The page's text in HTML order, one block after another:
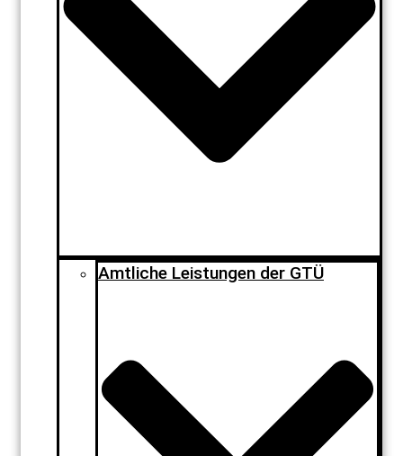
Amtliche Leistungen der GTÜ